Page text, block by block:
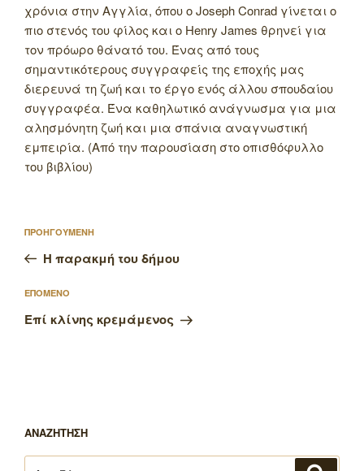
χρόνια στην Αγγλία, όπου ο Joseph Conrad γίνεται ο
πιο στενός του φίλος και ο Henry James θρηνεί για
τον πρόωρο θάνατό του. Ένας από τους
σημαντικότερους συγγραφείς της εποχής μας
διερευνά τη ζωή και το έργο ενός άλλου σπουδαίου
συγγραφέα. Ένα καθηλωτικό ανάγνωσμα για μια
αλησμόνητη ζωή και μια σπάνια αναγνωστική
εμπειρία. (Από την παρουσίαση στο οπισθόφυλλο
του βιβλίου)
άρθρων
Προηγούμενο
άρθρο
ΠΡΟΗΓΟΥΜΕΝΗ
Η παρακμή του δήμου
Επόμενο
άρθρο
ΕΠΟΜΕΝΟ
Επί κλίνης κρεμάμενος
ΑΝΑΖΗΤΗΣΗ